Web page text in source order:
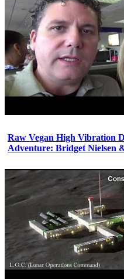
Raw Vegan High Vibration
Adventure: Bridget Nielsen